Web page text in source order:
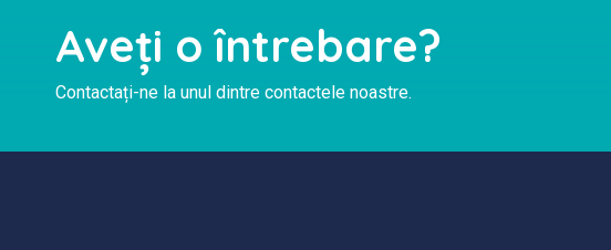
Aveți o întrebare?
Contactați-ne la unul dintre contactele noastre.